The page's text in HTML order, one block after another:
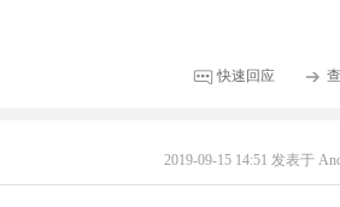
快速回应
2019-09-15 14:51 发表于